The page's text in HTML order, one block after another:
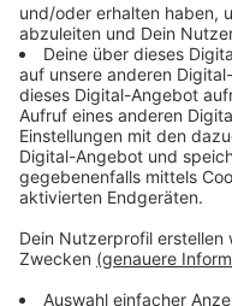
einem ersten Schritt
Radwegebau vom
organisieren.
Anzeige